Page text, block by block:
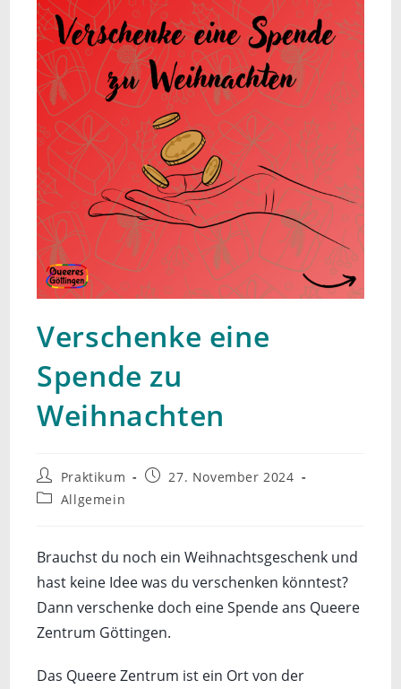
Verschenke eine
Spende zu
Weihnachten
Beitrags-
Autor:
Praktikum
Beitrag27. November 2024
Beitrags-
Allgemein
Brauchst du noch ein Weihnachtsgeschenk und
hast keine Idee was du verschenken könntest?
Dann verschenke doch eine Spende ans Queere
Zentrum Göttingen.
Das Queere Zentrum ist ein Ort von der